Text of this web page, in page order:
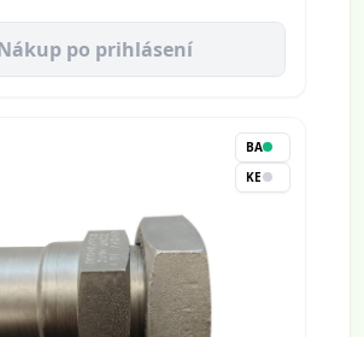
po prihlásení
BA
KE